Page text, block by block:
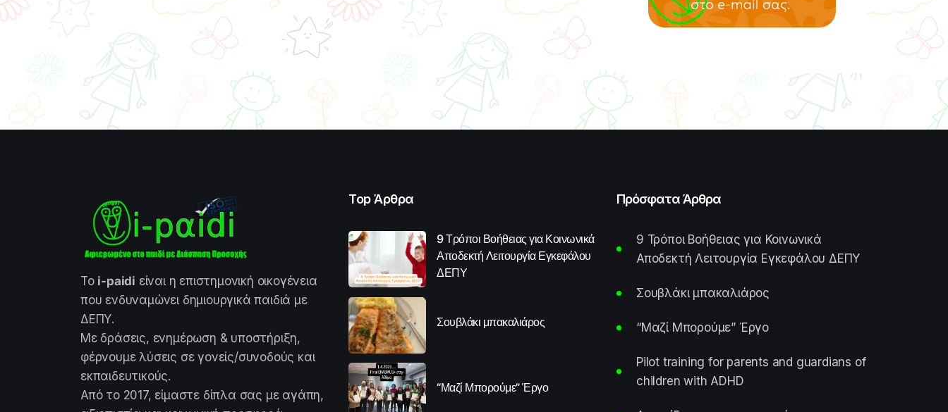
Το i-paidi είναι η επιστημονική οικογένεια
που ενδυναμώνει δημιουργικά παιδιά με
ΔΕΠΥ.
Με δράσεις, ενημέρωση & υποστήριξη,
φέρνουμε λύσεις σε γονείς/συνοδούς και
εκπαιδευτικούς.
Από το 2017, είμαστε δίπλα σας με αγάπη,
Top Άρθρα
9 Τρόποι Βοήθειας για Κοινωνικά
Αποδεκτή Λειτουργία Εγκεφάλου
ΔΕΠΥ
Σουβλάκι μπακαλιάρος
“Μαζί Μπορούμε” Έργο
Πρόσφατα Άρθρα
9 Τρόποι Βοήθειας για Κοινωνικά
Αποδεκτή Λειτουργία Εγκεφάλου ΔΕΠΥ
Σουβλάκι μπακαλιάρος
“Μαζί Μπορούμε” Έργο
Pilot training for parents and guardians of
children with ADHD